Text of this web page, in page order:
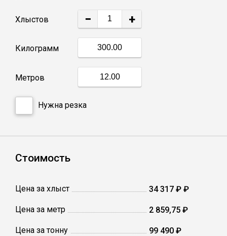
Труба профильная
Швеллер
Сетка кладочная
Проволока
Хлыстов − +
Килограмм
Метров
Нужна резка
Стоимость
Цена за хлыст 34 317 ₽ ₽
Цена за метр 2 859,75 ₽
Цена за тонну 99 490 ₽